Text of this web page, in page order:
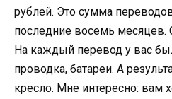
рублей. Это сумма
последние восемь месяцев.
На каждый перевод у вас
проводка, батареи. А
кресло. Мне интересно: вам